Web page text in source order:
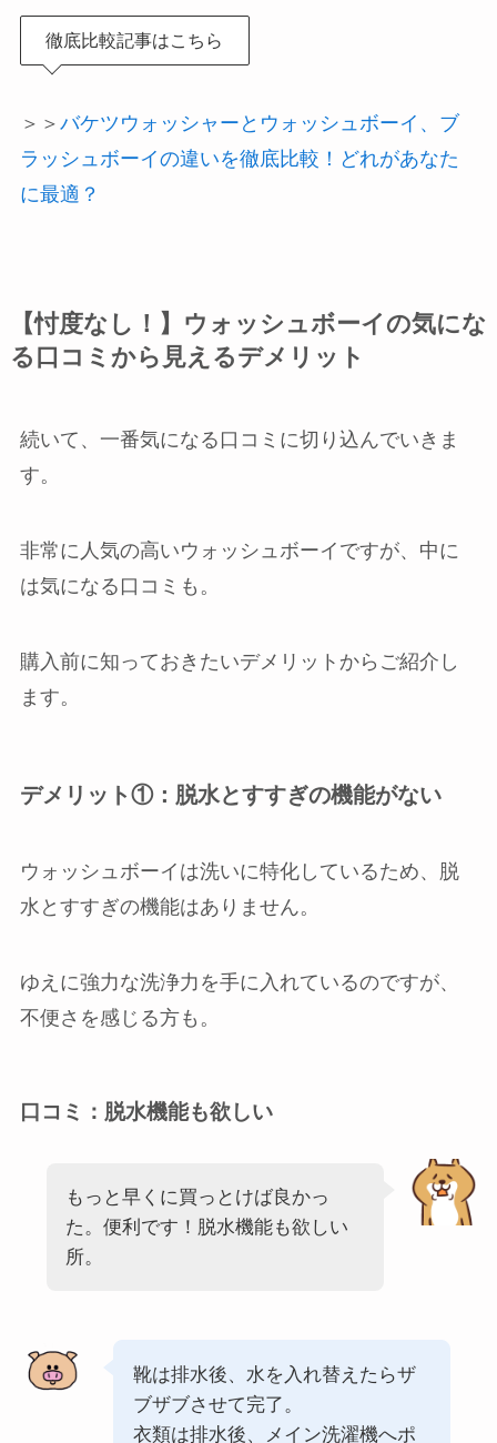
徹底比較記事はこちら
＞＞ バケツウォッシャーとウォッシュボーイ、ブ
ラッシュボーイの違いを徹底比較！どれがあなた
に最適？
【忖度なし！】ウォッシュボーイの気にな
る口コミから見えるデメリット
続いて、一番気になる口コミに切り込んでいきま
す。
非常に人気の高いウォッシュボーイですが、中に
は気になる口コミも。
購入前に知っておきたいデメリットからご紹介し
ます。
デメリット①：脱水とすすぎの機能がない
ウォッシュボーイは洗いに特化しているため、脱
水とすすぎの機能はありません。
ゆえに強力な洗浄力を手に入れているのですが、
不便さを感じる方も。
口コミ：脱水機能も欲しい
もっと早くに買っとけば良かっ
た。便利です！脱水機能も欲しい
所。
靴は排水後、水を入れ替えたらザ
ブザブさせて完了。
衣類は排水後、メイン洗濯機へポ